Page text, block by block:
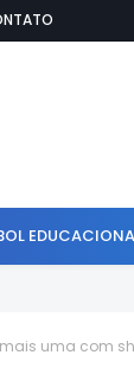
uma com